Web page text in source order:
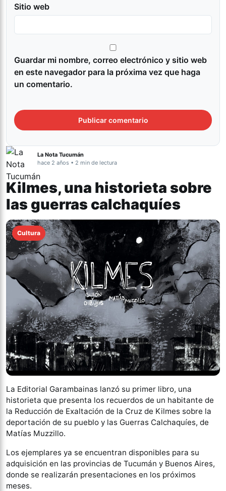
Sitio web
Guardar mi nombre, correo electrónico y sitio web
en este navegador para la próxima vez que haga
un comentario.
La Nota Tucumán
hace 2 años • 2 min de lectura
Kilmes, una historieta sobre
las guerras calchaquíes
Cultura
La Editorial Garambainas lanzó su primer libro, una
historieta que presenta los recuerdos de un habitante de
la Reducción de Exaltación de la Cruz de Kilmes sobre la
deportación de su pueblo y las Guerras Calchaquíes, de
Matías Muzzillo.
Los ejemplares ya se encuentran disponibles para su
adquisición en las provincias de Tucumán y Buenos Aires,
donde se realizarán presentaciones en los próximos
meses.